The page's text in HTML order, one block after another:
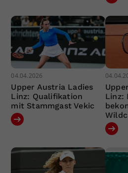
04.04.2026
Upper Austria Ladies
Linz: Qualifikation
mit Stammgast Vekic
Linz: